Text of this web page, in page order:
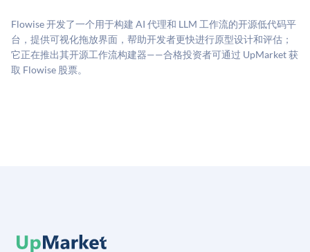
司可比倍数应用私有公司折扣，以反映流动性不足和信
息不对称。此估值不构成投资建议，可能与实际交易价
格存在重大差异。
Flowise 开发了一个用于构建 AI 代理和 LLM 工作流的开源低代码平
台，提供可视化拖放界面，帮助开发者更快进行原型设计和评估；
它正在推出其开源工作流构建器——合格投资者可通过 UpMarket 获
取 Flowise 股票。